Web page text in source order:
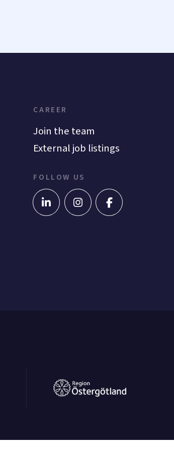
CAREER
Join the team
External job listings
FOLLOW US